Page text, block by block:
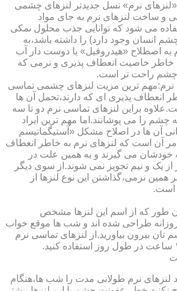
نرم» نسل جدیدتر لنزهای چشمی
و ساخت لنزهای نرم به جای مواد
می شود که توانایی جذب محلول نمکی
انسان وجود دارد) را داشته باشد،به
به اصطلاح «هیدروفیل» یا دوست دار آب
خاطر خاصیت انعطاف پذیری و نرمی که
چشم راحت تر است.
نرم:مهم ترین مزیت لنزهای چشمی تماسی
انعطاف پذیری ای که دارند،تحمل آن ها
براین لنزهای تماسی نرم دو تا سه
چشم را می پوشانند.اما مهم ترین ایراد
آن ها در اصلاح مشکل «آستیگماتیسم
آن است که لنزهای نرم به خاطر انعطاف
خودشان می گیرند و به همین علت در
از یک و نیم تجویز نمی شوند.از سوی دیگر
همین نرمی،گذاشتن این نوع لنزها از
است.
طور که از اسم این لنزها مشخص
طراحی شده اند و شب ها موقع خواب
تان بیرون بیاورید.از لنزهای تماسی نرم
لنزهای نرم طولانی مدت را شب ها،هنگام